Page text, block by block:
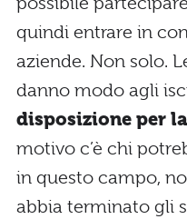
quindi entrare in
aziende. Non solo.
danno modo agli
disposizione per
motivo c’è chi
in questo campo,
abbia terminato gli